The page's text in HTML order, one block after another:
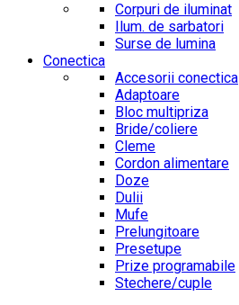
Corpuri de iluminat
Ilum. de sarbatori
Surse de lumina
Conectica
Accesorii conectica
Adaptoare
Bloc multipriza
Bride/coliere
Cleme
Cordon alimentare
Doze
Dulii
Mufe
Prelungitoare
Presetupe
Prize programabile
Stechere/cuple